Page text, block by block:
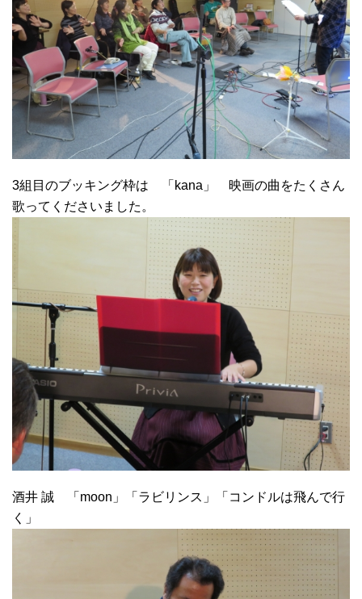
3組目のブッキング枠は 「kana」 映画の曲をたくさん
歌ってくださいました。
酒井 誠 「moon」「ラビリンス」「コンドルは飛んで行
く」